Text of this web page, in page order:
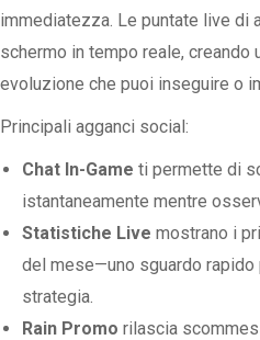
immediatezza. Le puntate live di
schermo in tempo reale, creando
evoluzione che puoi inseguire o
Principali agganci social:
Chat In-Game ti permette di
istantaneamente mentre
Statistiche Live mostrano i
del mese—uno sguardo rapido
strategia.
Rain Promo rilascia